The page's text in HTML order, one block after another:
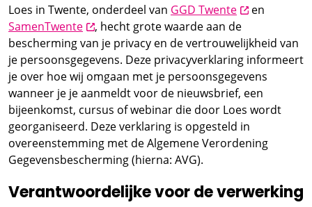
Loes in Twente, onderdeel van GGD Twenteopent nieuw
en
SamenTwenteopent nieuw scherm
, hecht grote waarde aan de
bescherming van je privacy en de vertrouwelijkheid van
je persoonsgegevens. Deze privacyverklaring informeert
je over hoe wij omgaan met je persoonsgegevens
wanneer je je aanmeldt voor de nieuwsbrief, een
bijeenkomst, cursus of webinar die door Loes wordt
georganiseerd. Deze verklaring is opgesteld in
overeenstemming met de Algemene Verordening
Gegevensbescherming (hierna: AVG).
Verantwoordelijke voor de verwerking